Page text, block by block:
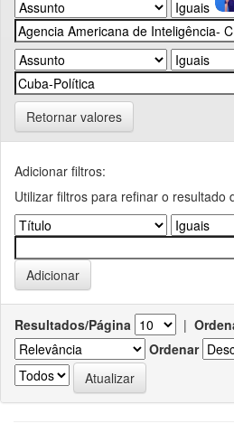
Retornar valores
Adicionar filtros:
Utilizar filtros para refinar o resultado
Resultados/Página |
Ordenar